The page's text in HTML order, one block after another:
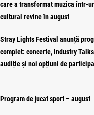
care a transformat muzica într-
cultural revine în august
Stray Lights Festival anunță
complet: concerte, Industry
audiție și noi opțiuni de
Program de jucat sport – august